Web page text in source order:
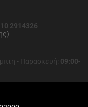
2914326
- Παρασκευή: 09:00-